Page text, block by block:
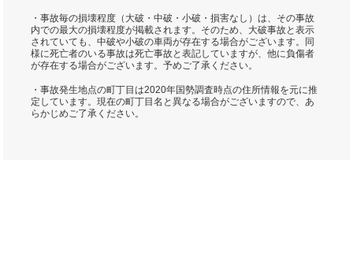
・事故毎の損壊程度（大破・中破・小破・損害なし）は、その事故
内での最大の損壊程度が掲載されます。そのため、大破事故と表示
されていても、中破や小破の車両が存在する場合がございます。同
様に死亡者のいる事故は死亡事故と表記していますが、他に負傷者
が存在する場合がございます。予めご了承ください。
・事故発生地点の町丁目は2020年国勢調査時点の住所情報を元に推
定しています。現在の町丁目名と異なる場合がございますので、あ
らかじめご了承ください。